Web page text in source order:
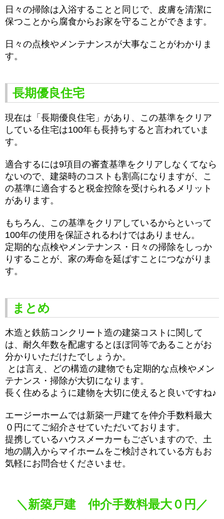
日々の掃除は入浴することと同じで、皮膚を清潔に
保つことから腐食からお家を守ることができます。
日々の点検やメンテナンスが大事なことがわかりま
す。
長期優良住宅
現在は「長期優良住宅」があり、この基準をクリア
している住宅は100年も長持ちすると言われていま
す。
適合するには9項目の審査基準をクリアしなくてなら
ないので、建築時のコストも割高になりますが、こ
の基準に適合すると税金控除を受けられるメリット
があります。
もちろん、この基準をクリアしているからといって
100年の使用を保証されるわけではありません。
定期的な点検やメンテナンス・日々の掃除をしっか
りすることが、家の寿命を延ばすことにつながりま
す。
まとめ
木造と鉄筋コンクリート造の建築コストに関して
は、耐久年数を配慮するとほぼ同等であることがお
分かりいただけたでしょうか。
とは言え、どの構造の建物でも定期的な点検やメン
テナンス・掃除が大切になります。
長く住めるように建物を大切に使えると良いですね♪
エージーホームでは新築一戸建てを仲介手数料最大
０円にてご紹介させていただいております。
提携しているハウスメーカーもございますので、土
地の購入からマイホームをご検討されている方もお
気軽にお問合せくださいませ。
＼新築戸建 仲介手数料最大０円／